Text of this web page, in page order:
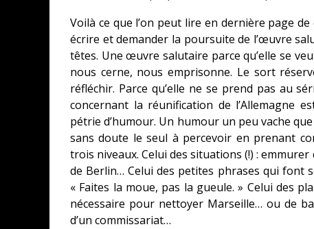
Voilà ce que l’on peut lire en dernière page
écrire et demander la poursuite de l’œuvre
têtes. Une œuvre salutaire parce qu’elle se
nous cerne, nous emprisonne. Le sort
réfléchir. Parce qu’elle ne se prend pas au
concernant la réunification de l’Allemagne
pétrie d’humour. Un humour un peu vache
sans doute le seul à percevoir en prenant
trois niveaux. Celui des situations (!) :
de Berlin… Celui des petites phrases qui font
« Faites la moue, pas la gueule. » Celui des
nécessaire pour nettoyer Marseille… ou de
d’un commissariat…